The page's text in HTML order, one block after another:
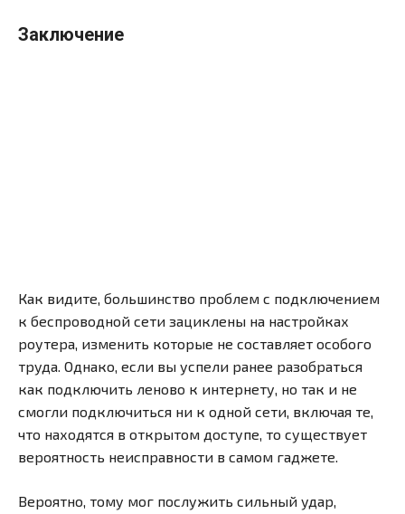
Заключение
Как видите, большинство проблем с подключением
к беспроводной сети зациклены на настройках
роутера, изменить которые не составляет особого
труда. Однако, если вы успели ранее разобраться
как подключить леново к интернету, но так и не
смогли подключиться ни к одной сети, включая те,
что находятся в открытом доступе, то существует
вероятность неисправности в самом гаджете.
Вероятно, тому мог послужить сильный удар,